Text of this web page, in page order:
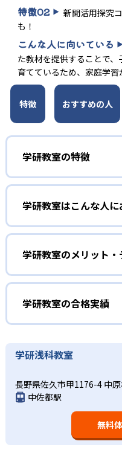
特徴02
新聞活用探究
も！
こんな人に向いている
た教材を提供することで
育てているため、家庭学習
特徴 おすすめの人
学研教室の特徴
01
3歳から高校生まで
学研教室は、0･1･2歳か
解度を最優先して学習を
いることが特徴だ。こ
のペースで学習すること
わからないところをし
はどんどん先取り学習を
02
生徒それぞれに最
学研教室の個別指導で
しっかり把握した上で学
された学習計画を設計す
教材を提供すると共に、
つレベルアップするスモ
ので、つまずくことなく
学研教室はこんな人に
勉強全体の
学研教室は、生徒の「わ
導を行っている。無理
方式」を採用しており、
知識の量などで測りやす
に向いている。
算数（数学）と国
学研教室では、算数（数
なるものと考え、その指
では筋道を立てて考える
の土台となる「読む力」
る。また、この2教科を
学研教室のメリット・
学研教室の合格実績
学研教室の合格実績は、
い。
学研浅科教室
長野県佐久市甲1176-4 中
中佐都駅
無料